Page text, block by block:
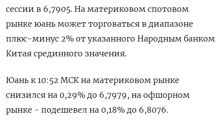
сессии в 6,7905. На материковом спотовом
рынке юань может торговаться в диапазоне
плюс-минус 2% от указанного Народным банком
Китая срединного значения.
Юань к 10:52 МСК на материковом рынке
снизился на 0,29% до 6,7979, на офшорном
рынке - подешевел на 0,18% до 6,8076.